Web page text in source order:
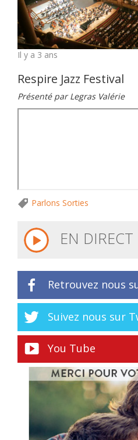
Il y a 3 ans
Respire Jazz Festival
Présenté par Legras Valérie
Parlons Sorties
EN DIRECT
Retrouvez nous
Suivez nous sur
You Tube